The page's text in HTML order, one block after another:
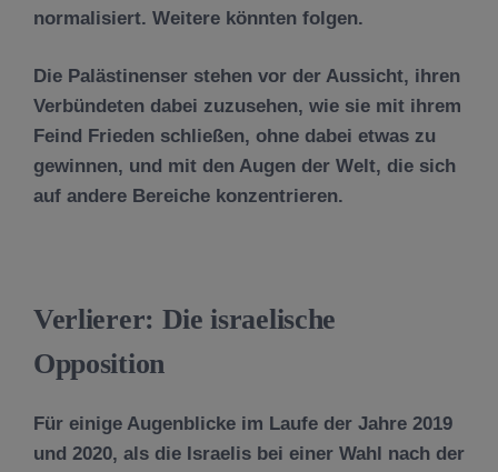
normalisiert. Weitere könnten folgen.
Die Palästinenser stehen vor der Aussicht, ihren
Verbündeten dabei zuzusehen, wie sie mit ihrem
Feind Frieden schließen, ohne dabei etwas zu
gewinnen, und mit den Augen der Welt, die sich
auf andere Bereiche konzentrieren.
Verlierer: Die israelische
Opposition
Für einige Augenblicke im Laufe der Jahre 2019
und 2020, als die Israelis bei einer Wahl nach der